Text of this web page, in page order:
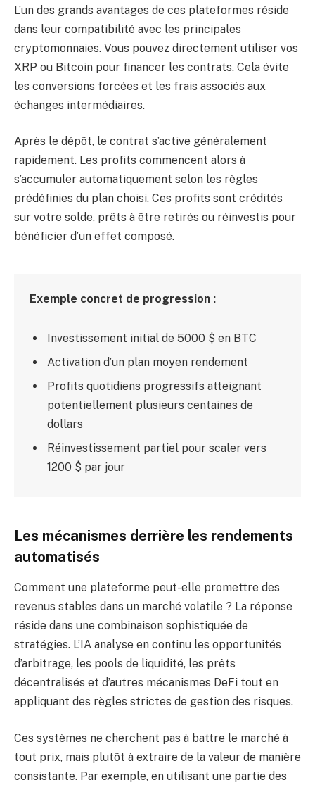
L’un des grands avantages de ces plateformes réside
dans leur compatibilité avec les principales
cryptomonnaies. Vous pouvez directement utiliser vos
XRP ou Bitcoin pour financer les contrats. Cela évite
les conversions forcées et les frais associés aux
échanges intermédiaires.
Après le dépôt, le contrat s’active généralement
rapidement. Les profits commencent alors à
s’accumuler automatiquement selon les règles
prédéfinies du plan choisi. Ces profits sont crédités
sur votre solde, prêts à être retirés ou réinvestis pour
bénéficier d’un effet composé.
Exemple concret de progression :
Investissement initial de 5000 $ en BTC
Activation d’un plan moyen rendement
Profits quotidiens progressifs atteignant
potentiellement plusieurs centaines de
dollars
Réinvestissement partiel pour scaler vers
1200 $ par jour
Les mécanismes derrière les rendements
automatisés
Comment une plateforme peut-elle promettre des
revenus stables dans un marché volatile ? La réponse
réside dans une combinaison sophistiquée de
stratégies. L’IA analyse en continu les opportunités
d’arbitrage, les pools de liquidité, les prêts
décentralisés et d’autres mécanismes DeFi tout en
appliquant des règles strictes de gestion des risques.
Ces systèmes ne cherchent pas à battre le marché à
tout prix, mais plutôt à extraire de la valeur de manière
consistante. Par exemple, en utilisant une partie des